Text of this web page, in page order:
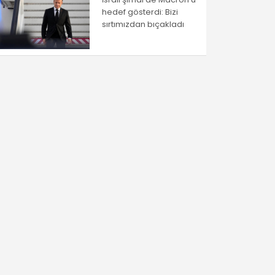
hedef gösterdi: Bizi
sırtımızdan bıçakladı